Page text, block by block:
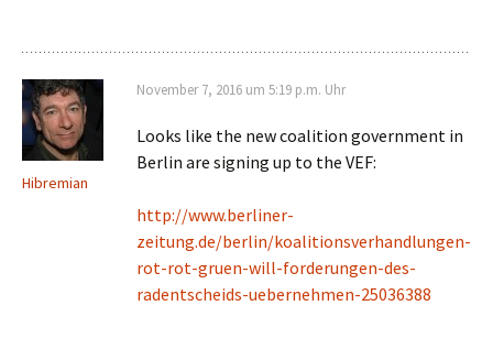
Hibremian
November 7, 2016 um 5:19 p.m. Uhr
Looks like the new coalition government in
Berlin are signing up to the VEF:
http://www.berliner-
zeitung.de/berlin/koalitionsverhandlungen-
rot-rot-gruen-will-forderungen-des-
radentscheids-uebernehmen-25036388